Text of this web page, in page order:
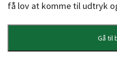
få lov at komme til udtryk
Gå til